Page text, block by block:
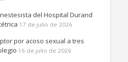
del Hospital Durand
17 de julio de 2026
por acoso sexual a tres
16 de julio de 2026